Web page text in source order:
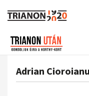
Adrian Cioroianu